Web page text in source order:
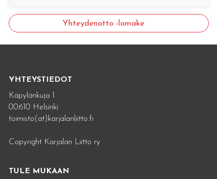
Yhteydenotto -lomake
YHTEYSTIEDOT
Käpylänkuja 1
00610 Helsinki
toimisto(at)karjalanliitto.fi
Copyright Karjalan Liitto ry
TULE MUKAAN